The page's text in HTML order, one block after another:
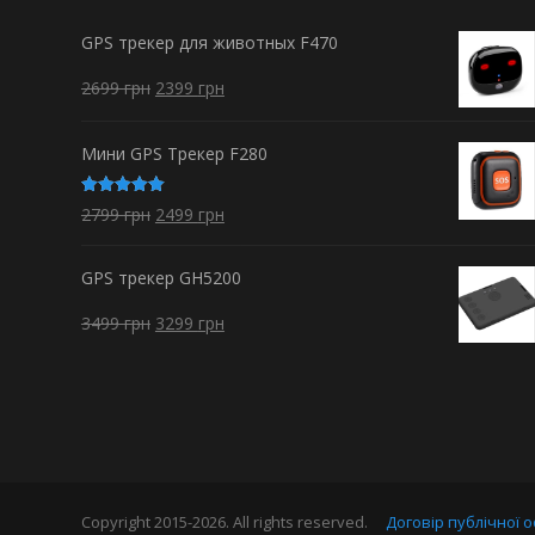
GPS трекер для животных F470
2699грн 2399 грн
Мини GPS Трекер F280
Оценка
5.00из 5
2799грн 2499 грн
GPS трекер GH5200
3499грн 3299 грн
Copyright 2015-2026. All rights reserved. Договір публічної